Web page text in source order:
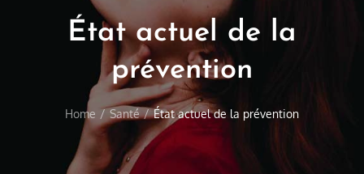
État actuel de la
prévention
Home Santé État actuel de la prévention